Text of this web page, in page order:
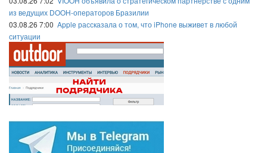
из ведущих DOOH-операторов Бразилии
03.08.26 7:00 Apple рассказала о том, что iPhone выживет в любой
ситуации